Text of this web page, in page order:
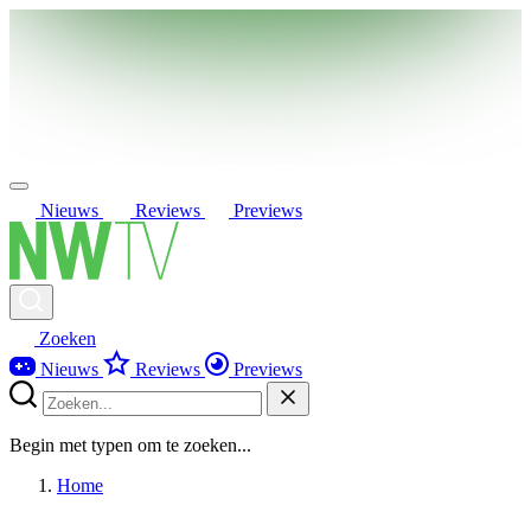
Nieuws Reviews Previews
Zoeken
Nieuws
Reviews Previews
Begin met typen om te zoeken...
Home